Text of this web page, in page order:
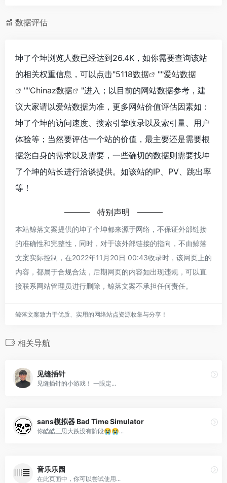
数据评估
坤了个坤浏览人数已经达到26.4K，如你需要查询该站
的相关权重信息，可以点击"5118数据 ""爱站数据
""Chinaz数据
"进入；以目前的网站数据参考，建
议大家请以爱站数据为准，更多网站价值评估因素如：
坤了个坤的访问速度、搜索引擎收录以及索引量、用户
体验等；当然要评估一个站的价值，最主要还是需要根
据您自身的需求以及需要，一些确切的数据则需要找坤
了个坤的站长进行洽谈提供。如该站的IP、PV、跳出率
等！
特别声明
本站鲸落文案提供的坤了个坤都来源于网络，不保证外部链接
的准确性和完整性，同时，对于该外部链接的指向，不由鲸落
文案实际控制，在2022年11月20日 00:43收录时，该网页上的
内容，都属于合规合法，后期网页的内容如出现违规，可以直
接联系网站管理员进行删除，鲸落文案不承担任何责任。
鲸落文案致力于优质、实用的网络站点资源收集与分享！
相关导航
见缝插针
见缝插针的小游戏！ 一眼定...
sans模拟器 Bad Time Simulator
你酷酷三思大跌没有阶段😭😭...
音乐乐园
在此页面中，你可以尝试使用...